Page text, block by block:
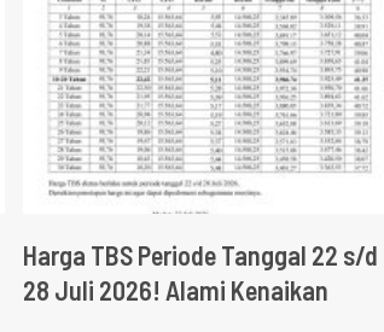
Harga TBS Periode Tanggal 22 s/d
28 Juli 2026! Alami Kenaikan